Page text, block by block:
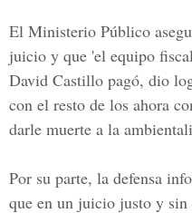
El Ministerio Público
juicio y que 'el equipo
David Castillo pagó, dio
con el resto de los ahora
darle muerte a la
Por su parte, la defensa
que en un juicio justo y